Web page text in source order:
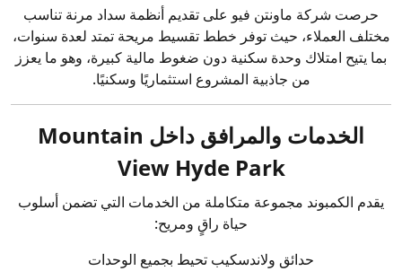
حرصت شركة ماونتن فيو على تقديم أنظمة سداد مرنة تناسب
مختلف العملاء، حيث توفر خطط تقسيط مريحة تمتد لعدة سنوات،
بما يتيح امتلاك وحدة سكنية دون ضغوط مالية كبيرة، وهو ما يعزز
من جاذبية المشروع استثماريًا وسكنيًا.
الخدمات والمرافق داخل Mountain
View Hyde Park
يقدم الكمبوند مجموعة متكاملة من الخدمات التي تضمن أسلوب
حياة راقٍ ومريح:
حدائق ولاندسكيب تحيط بجميع الوحدات